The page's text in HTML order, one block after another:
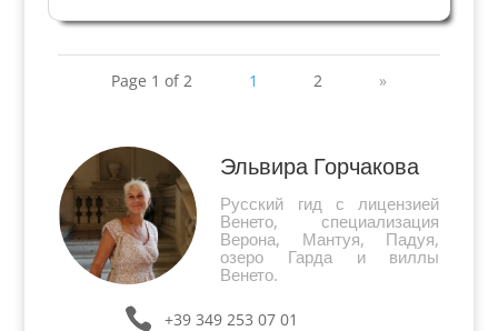
примыкающих к его дворцу. Оазис зелени,
цветы, статуи, лабиринт, гроты, аллея
кипарисов, римские памятники,...
Page 1 of 2 1 2 »
Эльвира Горчакова
Русский гид с лицензией
Венето, специализация
Верона, Мантуя, Падуя,
озеро Гарда и виллы
Венето.
+39 349 253 07 01